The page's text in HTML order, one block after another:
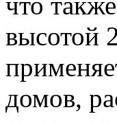
высотой
домов,